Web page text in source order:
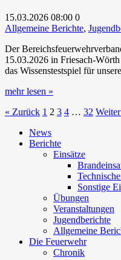
15.03.2026 08:00 0
Allgemeine Berichte,
Der
15.03.2026 in Friesach-
das Wissenstestspiel für
mehr lesen »
« Zurück 1 2 3 4 … 32
News
Berichte
Einsätze
Sonstige
Übungen
Veranstaltungen
Jugendberichte
Allgemeine
Die Feuerwehr
Chronik